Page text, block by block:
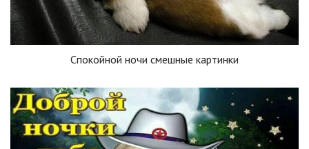
Спокойной ночи смешные картинки